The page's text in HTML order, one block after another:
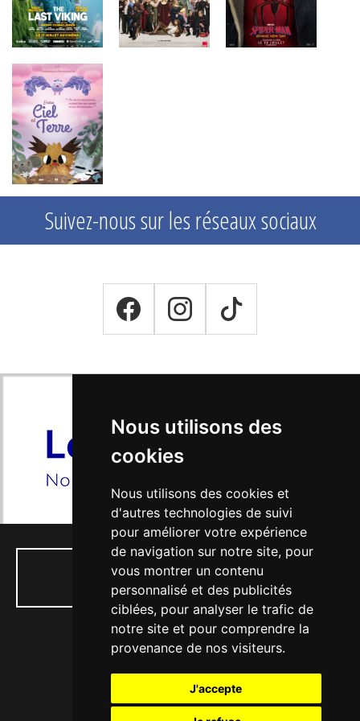
Nous utilisons des
cookies
Nous utilisons des cookies et
d'autres technologies de suivi
pour améliorer votre expérience
de navigation sur notre site, pour
vous montrer un contenu
personnalisé et des publicités
ciblées, pour analyser le trafic de
notre site et pour comprendre la
provenance de nos visiteurs.
J'accepte
Suivez-nous sur les réseaux sociaux
01 34 74 04 53
77, rue Paul Doumer - 56, Bd Victor Hugo
78130 LES MUREAUX